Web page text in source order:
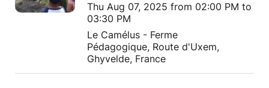
Thu Aug 07, 2025 from 02:00 PM to
03:30 PM
Le Camélus - Ferme
Pédagogique, Route d'Uxem,
Ghyvelde, France